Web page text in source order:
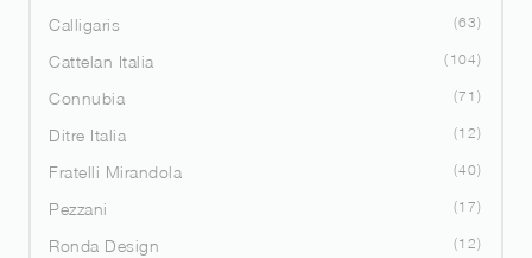
Calligaris 63
Cattelan Italia 104
Connubia 71
Ditre Italia 12
Fratelli Mirandola 40
Pezzani 17
Ronda Design 12